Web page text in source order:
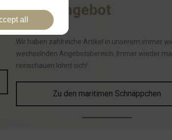
⚓ Im ngebot
Wir haben zahlreiche Artikel in unserem immer
wechselnden Angebotsbereich. Immer wieder mal
reinschauen lohnt sich!
Zu den maritimen Schnäppchen